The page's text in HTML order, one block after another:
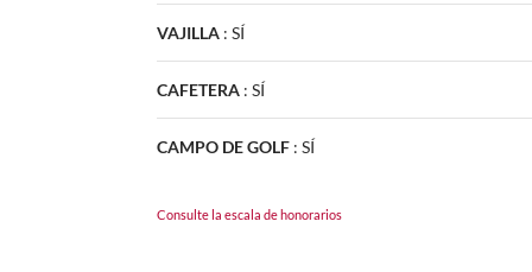
VAJILLA : SÍ
CAFETERA : SÍ
CAMPO DE GOLF : SÍ
Consulte la escala de honorarios